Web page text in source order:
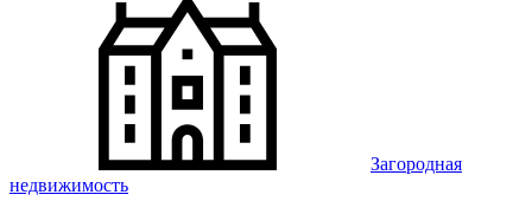
Загородная
недвижимость